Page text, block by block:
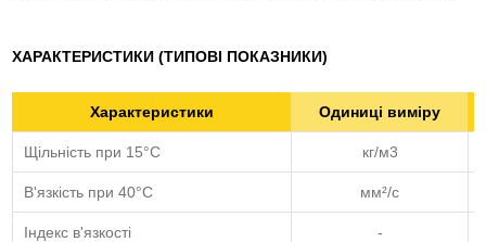
ХАРАКТЕРИСТИКИ (ТИПОВІ ПОКАЗНИКИ)
Характеристики Одиниці виміру
Щільність при 15°С кг/м3
В'язкість при 40°C мм²/с
Індекс в'язкості -